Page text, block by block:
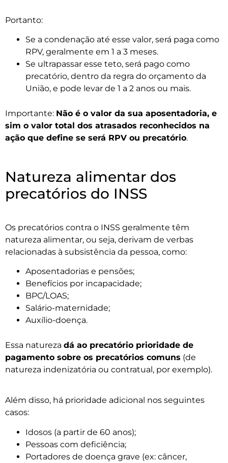
Portanto:
Se a condenação até esse valor, será paga como
RPV, geralmente em 1 a 3 meses.
Se ultrapassar esse teto, será pago como
precatório, dentro da regra do orçamento da
União, e pode levar de 1 a 2 anos ou mais.
Importante: Não é o valor da sua aposentadoria, e
sim o valor total dos atrasados reconhecidos na
ação que define se será RPV ou precatório.
Natureza alimentar dos
precatórios do INSS
Os precatórios contra o INSS geralmente têm
natureza alimentar, ou seja, derivam de verbas
relacionadas à subsistência da pessoa, como:
Aposentadorias e pensões;
Benefícios por incapacidade;
BPC/LOAS;
Salário-maternidade;
Auxílio-doença.
Essa natureza dá ao precatório prioridade de
pagamento sobre os precatórios comuns (de
natureza indenizatória ou contratual, por exemplo).
Além disso, há prioridade adicional nos seguintes
casos:
Idosos (a partir de 60 anos);
Pessoas com deficiência;
Portadores de doença grave (ex: câncer,